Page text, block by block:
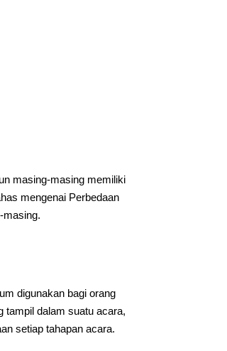
masing-masing memiliki
mengenai Perbedaan
masing.
digunakan bagi orang
tampil dalam suatu acara,
setiap tahapan acara.